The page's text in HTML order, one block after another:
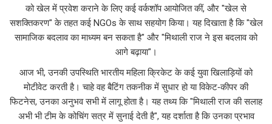
को खेल में प्रवेश कराने के लिए कई वर्कशॉप आयोजित कीं, और "खेल से
सशक्तिकरण" के तहत कई NGOs के साथ सहयोग किया। यह दिखाता है कि "खेल
सामाजिक बदलाव का माध्यम बन सकता है" और "मिथाली राज ने इस बदलाव को
आगे बढ़ाया"।
आज भी, उनकी उपस्थिति भारतीय महिला क्रिकेट के कई युवा खिलाड़ियों को
मोटीवेट करती है। चाहे वह बैटिंग तकनीक में सुधार हो या विकेट‑कीपर की
फिटनेस, उनका अनुभव सभी में लागू होता है। यह तथ्य कि "मिथाली राज की सलाह
अभी भी टीम के कोचिंग सत्र में सुनाई देती है", यह दर्शाता है कि उनका प्रभाव